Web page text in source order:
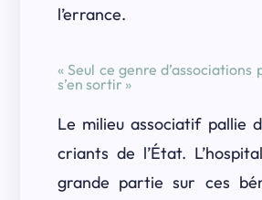
l’errance.
« Seul ce genre
s’en sortir »
Le milieu associatif pallie
criants de l’État.
grande partie sur ces